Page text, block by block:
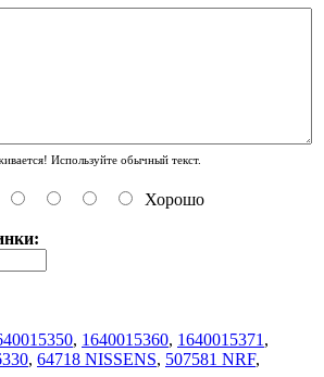
Используйте обычный текст.
Хорошо
, 1640015360, 1640015371 ,
, 64718 NISSENS, 507581 NRF,